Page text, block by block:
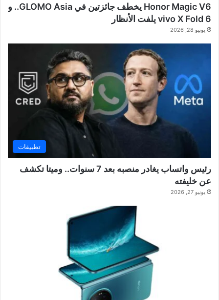
Honor Magic V6 يخطف جائزتين في GLOMO Asia.. و
vivo X Fold 6 يلفت الأنظار
يونيو 28, 2026
تطبيقات
رئيس واتساب يغادر منصبه بعد 7 سنوات.. وميتا تكشف
عن خليفته
يونيو 27, 2026